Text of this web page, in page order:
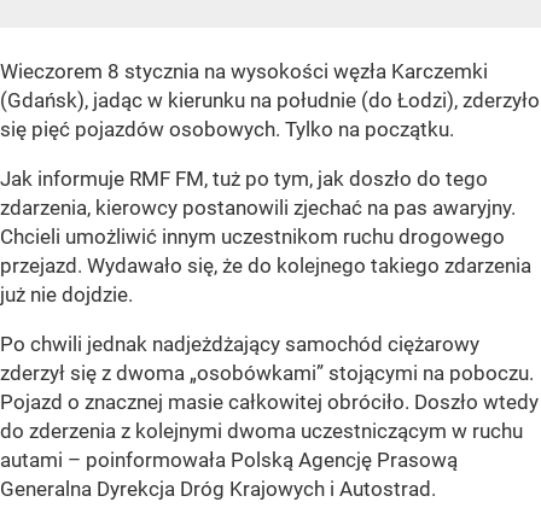
Wieczorem 8 stycznia na wysokości węzła Karczemki
(Gdańsk), jadąc w kierunku na południe (do Łodzi), zderzyło
się pięć pojazdów osobowych. Tylko na początku.
Jak informuje RMF FM, tuż po tym, jak doszło do tego
zdarzenia, kierowcy postanowili zjechać na pas awaryjny.
Chcieli umożliwić innym uczestnikom ruchu drogowego
przejazd. Wydawało się, że do kolejnego takiego zdarzenia
już nie dojdzie.
Po chwili jednak nadjeżdżający samochód ciężarowy
zderzył się z dwoma „osobówkami” stojącymi na poboczu.
Pojazd o znacznej masie całkowitej obróciło. Doszło wtedy
do zderzenia z kolejnymi dwoma uczestniczącym w ruchu
autami – poinformowała Polską Agencję Prasową
Generalna Dyrekcja Dróg Krajowych i Autostrad.